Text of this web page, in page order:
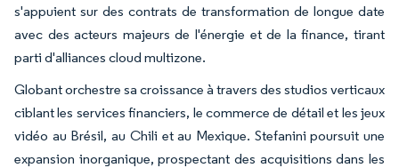
s'appuient sur des contrats de transformation de longue date
avec des acteurs majeurs de l'énergie et de la finance, tirant
parti d'alliances cloud multizone.
Globant orchestre sa croissance à travers des studios verticaux
ciblant les services financiers, le commerce de détail et les jeux
vidéo au Brésil, au Chili et au Mexique. Stefanini poursuit une
expansion inorganique, prospectant des acquisitions dans les